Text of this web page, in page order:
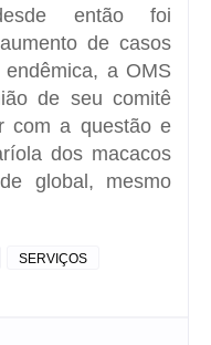
então foi
de casos
a OMS
de seu comitê
com a questão e
dos macacos
global, mesmo
SERVIÇOS